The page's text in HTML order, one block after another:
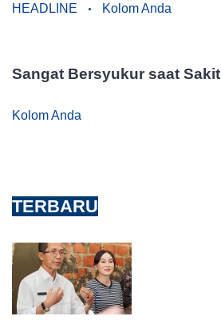
HEADLINE Kolom Anda
Sangat Bersyukur saat Sakit
Kolom Anda
TERBARU